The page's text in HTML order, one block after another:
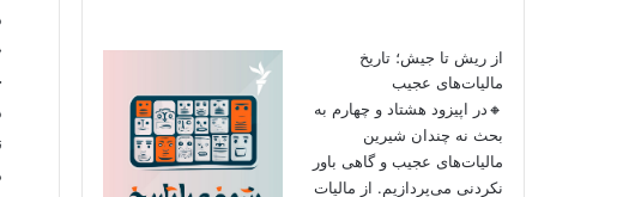
از ریش تا جیش؛ تاریخ
مالیات‌های عجیب
🔸در اپیزود هشتاد و چهارم به
بحث نه چندان شیرین
مالیات‌های عجیب و گاهی باور
نکردنی‌ می‌پردازیم. از مالیات